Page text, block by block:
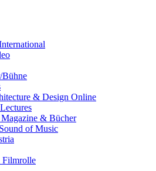
Bühne
& Design Online
& Bücher
of Music
Filmrolle